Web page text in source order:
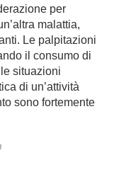
per
malattia,
Le palpitazioni
il consumo di
situazioni
di un’attività
sono fortemente